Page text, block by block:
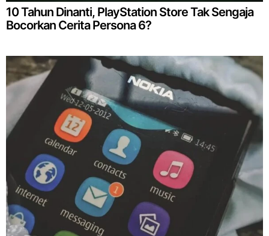
10 Tahun Dinanti, PlayStation Store Tak Sengaja
Bocorkan Cerita Persona 6?